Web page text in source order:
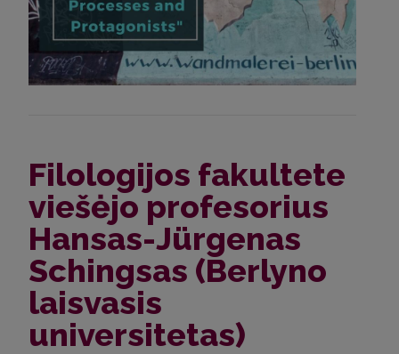
Filologijos fakultete
viešėjo profesorius
Hansas-Jürgenas
Schingsas (Berlyno
laisvasis
universitetas)